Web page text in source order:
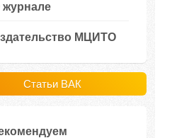
журнале
МЦИТО
Статьи ВАК